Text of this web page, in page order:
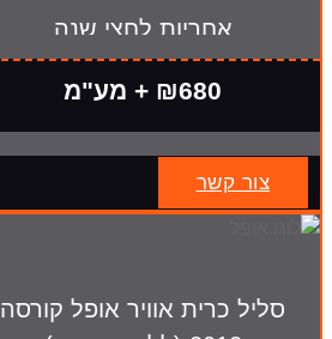
אחריות לחצי שנה
₪680 + מע"מ
צור קשר
סליל כרית אוויר אופל קורסה